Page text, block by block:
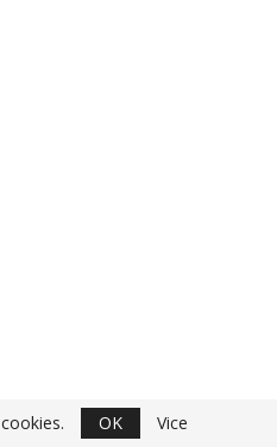
OK Vice